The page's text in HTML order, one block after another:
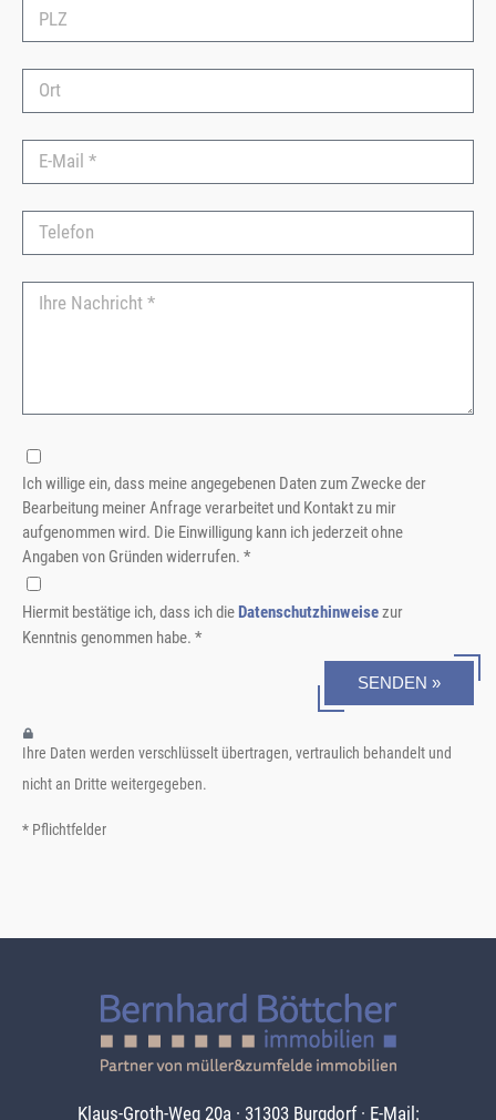
Klaus-Groth-Weg 20a · 31303 Burgdorf · E-Mail:
Ich willige ein, dass meine angegebenen Daten zum Zwecke der
Bearbeitung meiner Anfrage verarbeitet und Kontakt zu mir
aufgenommen wird. Die Einwilligung kann ich jederzeit ohne
Angaben von Gründen widerrufen. *
Hiermit bestätige ich, dass ich dieDatenschutzhinweisezur
Kenntnis genommen habe. *
SENDEN »
Ihre Daten werden verschlüsselt übertragen, vertraulich behandelt und
nicht an Dritte weitergegeben.
* Pflichtfelder